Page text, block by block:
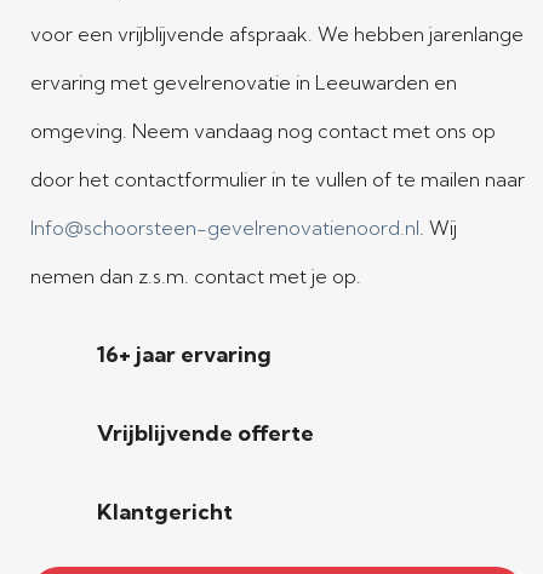
voor een vrijblijvende afspraak. We hebben jarenlange
ervaring met gevelrenovatie in Leeuwarden en
omgeving. Neem vandaag nog contact met ons op
door het contactformulier in te vullen of te mailen naar
Info@schoorsteen-gevelrenovatienoord.nl. Wij
nemen dan z.s.m. contact met je op.
16+ jaar ervaring
Vrijblijvende offerte
Klantgericht